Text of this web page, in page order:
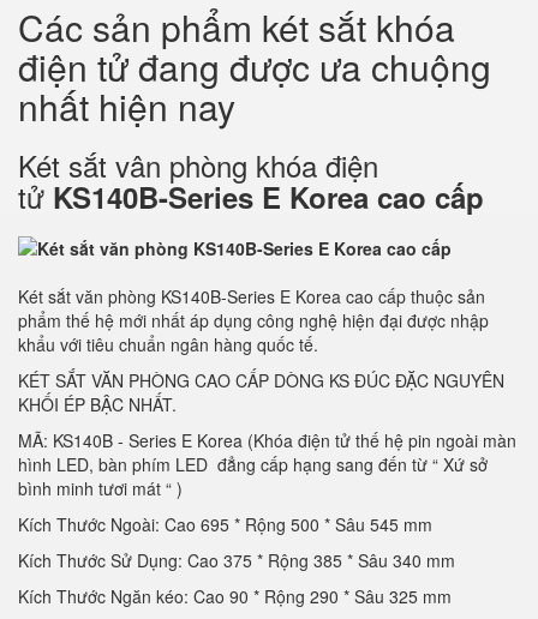
Các sản phẩm két sắt khóa
điện tử đang được ưa chuộng
nhất hiện nay
Két sắt vân phòng khóa điện
tử KS140B-Series E Korea cao cấp
Két sắt văn phòng KS140B-Series E Korea cao cấp thuộc sản
phẩm thế hệ mới nhất áp dụng công nghệ hiện đại được nhập
khẩu với tiêu chuẩn ngân hàng quốc tế.
KÉT SẮT VĂN PHÒNG CAO CẤP DÒNG KS ĐÚC ĐẶC NGUYÊN
KHỐI ÉP BẬC NHẤT.
MÃ: KS140B - Series E Korea (Khóa điện tử thế hệ pin ngoài màn
hình LED, bàn phím LED đẳng cấp hạng sang đến từ “ Xứ sở
bình minh tươi mát “ )
Kích Thước Ngoài: Cao 695 * Rộng 500 * Sâu 545 mm
Kích Thước Sử Dụng: Cao 375 * Rộng 385 * Sâu 340 mm
Kích Thước Ngăn kéo: Cao 90 * Rộng 290 * Sâu 325 mm